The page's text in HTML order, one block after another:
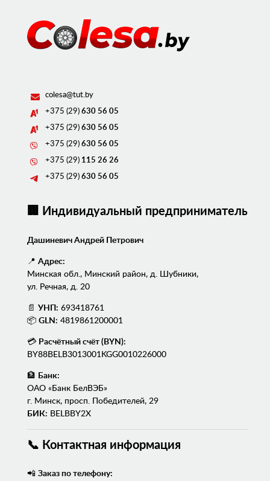
colesa@tut.by
+375 (29) 630 56 05
+375 (29) 630 56 05
+375 (29) 630 56 05
+375 (29) 115 26 26
+375 (29) 630 56 05
🏢 Индивидуальный предприниматель
Дашиневич Андрей Петрович
📍 Адрес:
Минская обл., Минский район, д. Шубники,
ул. Речная, д. 20
📄 УНП: 693418761
📦 GLN: 4819861200001
💳 Расчётный счёт (BYN):
BY88BELB3013001KGG0010226000
🏦
Банк:
ОАО «Банк БелВЭБ»
г. Минск, просп. Победителей, 29
БИК: BELBBY2X
📞 Контактная информация
📲 Заказ по телефону: